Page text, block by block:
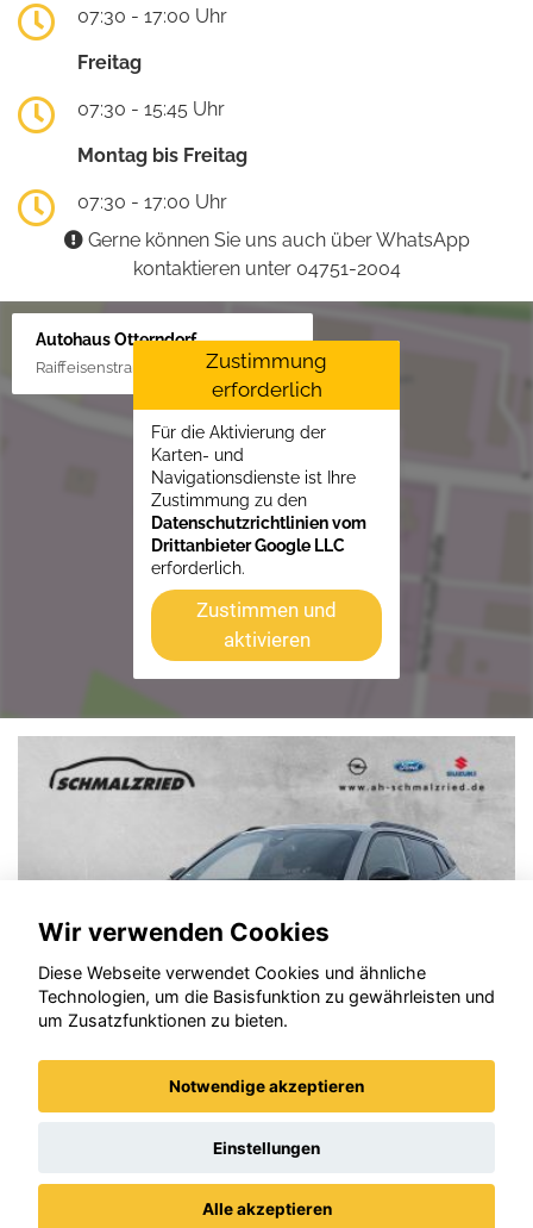
07:30 - 17:00 Uhr
Freitag
07:30 - 15:45 Uhr
Montag bis Freitag
07:30 - 17:00 Uhr
Gerne können Sie uns auch über WhatsApp
kontaktieren unter 04751-2004
Autohaus Otterndorf
Raiffeisenstraße 1, 21762 Otterndorf
Zustimmung
erforderlich
Für die Aktivierung der
Karten- und
Navigationsdienste ist Ihre
Zustimmung zu den
Datenschutzrichtlinien vom
Drittanbieter Google LLC
erforderlich.
Zustimmen und
aktivieren
Peugeot 2008
Wir verwenden Cookies
Diese Webseite verwendet Cookies und ähnliche
Technologien, um die Basisfunktion zu gewährleisten und
um Zusatzfunktionen zu bieten.
Notwendige akzeptieren
Einstellungen
Alle akzeptieren